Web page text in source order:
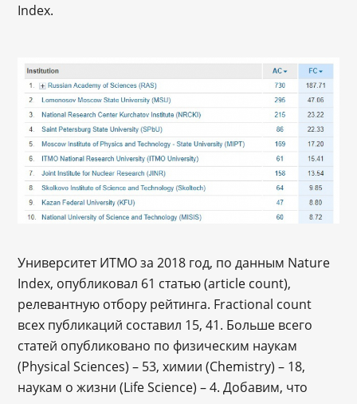
Index.
Университет ИТМО за 2018 год, по данным Nature
Index, опубликовал 61 статью (article count),
релевантную отбору рейтинга. Fractional count
всех публикаций составил 15, 41. Больше всего
статей опубликовано по физическим наукам
(Physical Sciences) – 53, химии (Chemistry) – 18,
наукам о жизни (Life Science) – 4. Добавим, что